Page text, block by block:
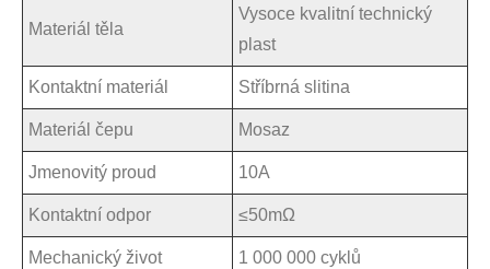
Materiál těla
Vysoce kvalitní technický
plast
Kontaktní materiál Stříbrná slitina
Materiál čepu Mosaz
Jmenovitý proud 10A
Kontaktní odpor ≤50mΩ
Mechanický život 1 000 000 cyklů